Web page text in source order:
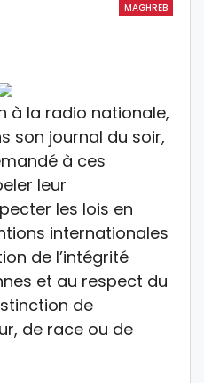
MAGHREB
à la radio nationale,
son journal du soir,
à ces
leur
les lois en
internationales
de l’intégrité
et au respect du
de
de race ou de